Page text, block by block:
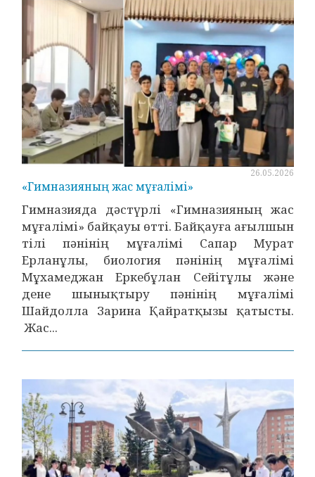
26.05.2026
«Гимназияның жас мұғалімі»
Гимназияда дәстүрлі «Гимназияның жас
мұғалімі» байқауы өтті. Байқауға ағылшын
тілі пәнінің мұғалімі Сапар Мурат
Ерланұлы, биология пәнінің мұғалімі
Мұхамеджан Еркебұлан Сейітұлы және
дене шынықтыру пәнінің мұғалімі
Шайдолла Зарина Қайратқызы қатысты.
Жас...